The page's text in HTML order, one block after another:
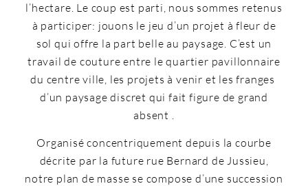
l’hectare. Le coup est parti, nous sommes retenus
à participer: jouons le jeu d’un projet à fleur de
sol qui offre la part belle au paysage. C’est un
travail de couture entre le quartier pavillonnaire
du centre ville, les projets à venir et les franges
d’un paysage discret qui fait figure de grand
absent .
Organisé concentriquement depuis la courbe
décrite par la future rue Bernard de Jussieu,
notre plan de masse se compose d’une succession